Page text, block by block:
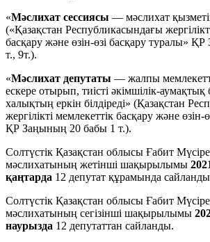
«Мәслихат сессиясы — мәслихат
(«Қазақстан Республикасындағы
басқару және өзін-өзі басқару туралы»
т., 9т.).
«Мәслихат депутаты — жалпы
ескере отырып, тиiстi әкiмшiлiк-аумақтық
халықтың еркiн бiлдiредi» (Қазақстан
жергілікті мемлекеттік басқару және өзін-
ҚР Заңының 20 бабы 1 т.).
Солтүстiк Қазақстан облысы Ғабит
мәслихатының жетінші шақырылымы
қаңтарда 12 депутат құрамында
Солтүстік Қазақстан облысы Ғабит
мәслихатының сегізінші шақырылымы
наурызда 12 депутаттан сайланды.